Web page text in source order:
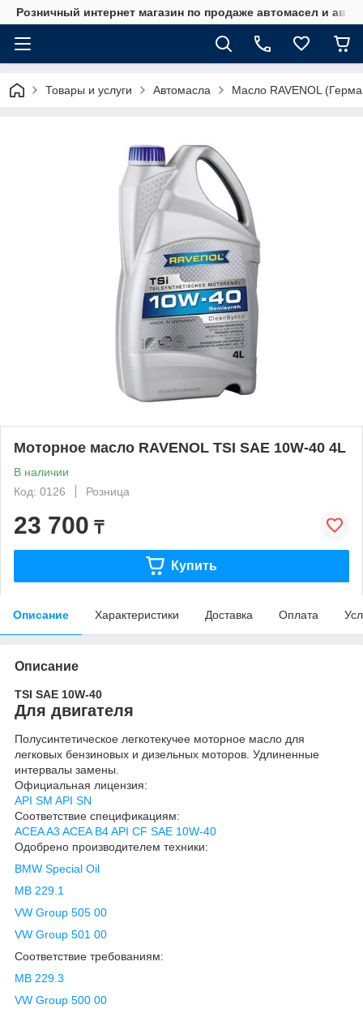
Розничный интернет магазин по продаже автомасел и
Товары и услуги Автомасла Масло RAVENOL
Моторное масло RAVENOL TSI SAE 10W-40 4L
В наличии
Код: 0126
Розница
23 700 ₸
Купить
Описание Характеристики Доставка Оплата
Описание
TSI SAE 10W-40
Для двигателя
Полусинтетическое легкотекучее моторное масло для
легковых бензиновых и дизельных моторов. Удлиненные
интервалы замены.
Официальная лицензия:
API SM API SN
Соответствие спецификациям:
ACEA A3 ACEA B4API CF SAE 10W-40
Одобрено производителем техники:
BMW Special Oil
MB 229.1
VW Group 505 00
VW Group 501 00
Соответствие требованиям:
MB 229.3
VW Group 500 00